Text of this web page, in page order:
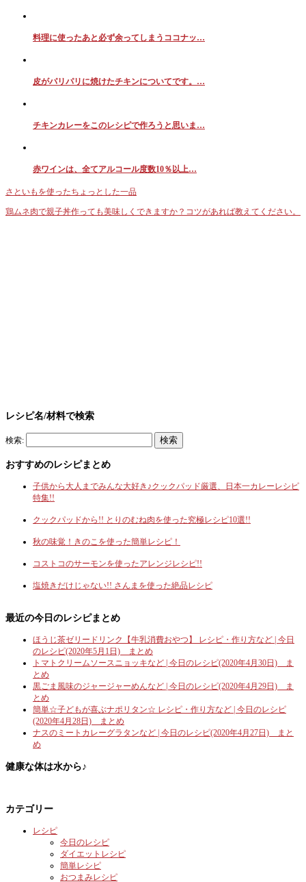
料理に使ったあと必ず余ってしまうココナッ…
皮がパリパリに焼けたチキンについてです。…
チキンカレーをこのレシピで作ろうと思いま…
赤ワインは、全てアルコール度数10％以上…
さといもを使ったちょっとした一品
鶏ムネ肉で親子丼作っても美味しくできますか？コツがあれば教えてください。
レシピ名/材料で検索
検索:
おすすめのレシピまとめ
子供から大人までみんな大好き♪クックパッド厳選、日本一カレーレシピ
特集!!
クックパッドから!! とりのむね肉を使った究極レシピ10選!!
秋の味覚！きのこを使った簡単レシピ！
コストコのサーモンを使ったアレンジレシピ!!
塩焼きだけじゃない!! さんまを使った絶品レシピ
最近の今日のレシピまとめ
ほうじ茶ゼリードリンク【牛乳消費おやつ】 レシピ・作り方など | 今日
のレシピ(2020年5月1日) まとめ
トマトクリームソースニョッキなど | 今日のレシピ(2020年4月30日) ま
とめ
黒ごま風味のジャージャーめんなど | 今日のレシピ(2020年4月29日) ま
とめ
簡単☆子どもが喜ぶナポリタン☆ レシピ・作り方など | 今日のレシピ
(2020年4月28日) まとめ
ナスのミートカレーグラタンなど | 今日のレシピ(2020年4月27日) まと
め
健康な体は水から♪
カテゴリー
レシピ
今日のレシピ
ダイエットレシピ
簡単レシピ
おつまみレシピ